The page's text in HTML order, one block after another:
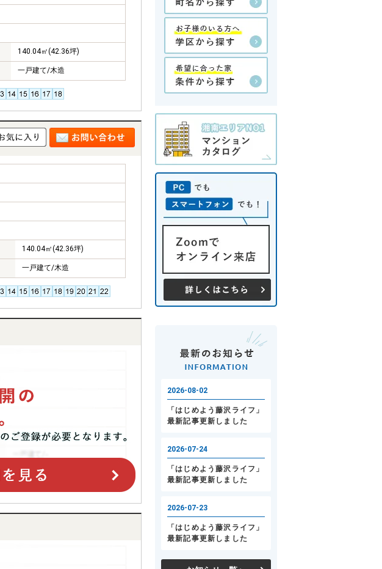
140.04㎡(42.36坪)
一戸建て/木造
140.04㎡(42.36坪)
一戸建て/木造